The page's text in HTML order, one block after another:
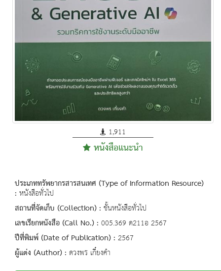
1,911
หนังสือแนะนำ
ประเภททรัพยากรสารสนเทศ (Type of Information Resource)
: หนังสือทั่วไป
สถานที่จัดเก็บ (Collection) : ชั้นหนังสือทั่วไป
เลขเรียกหนังสือ (Call No.) : 005.369 ด211อ 2567
ปีที่พิมพ์ (Date of Publication) : 2567
ผู้แต่ง (Author) : ดวงพร เกี๋ยงคำ